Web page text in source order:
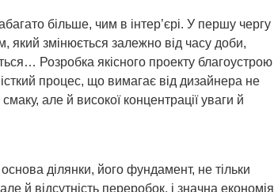
більше, чим в інтер’єрі. У першу чергу
змінюється залежно від часу доби,
Розробка якісного проекту благоустрою
процес, що вимагає від дизайнера не
але й високої концентрації уваги й
ділянки, його фундамент, не тільки
й відсутність переробок, і значна економія